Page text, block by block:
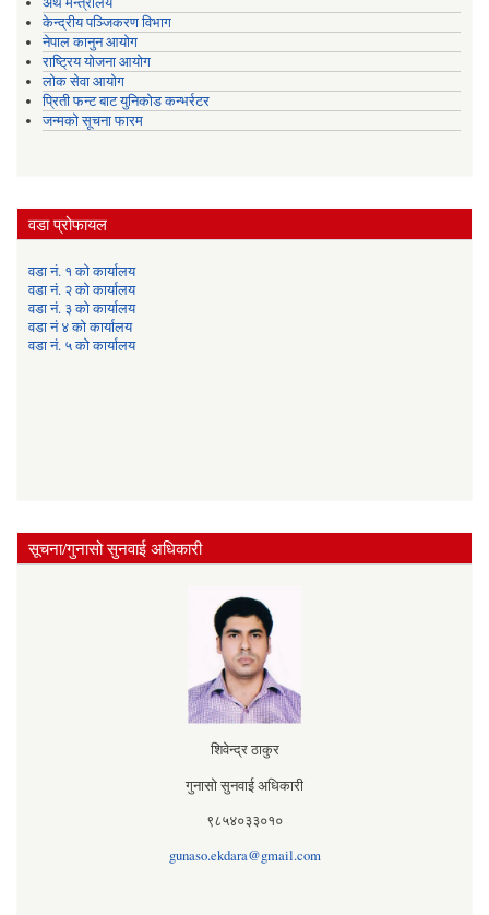
केन्द्रीय पञ्जिकरण विभाग
नेपाल कानुन आयोग
राष्ट्रिय योजना आयोग
लोक सेवा आयोग
प्रिती फन्ट बाट युनिकोड कन्भर्रटर
जन्मको सूचना फारम
वडा प्रोफायल
वडा नं. १ को कार्यालय
वडा नं. २ को कार्यालय
वडा नं. ३ को कार्यालय
वडा नं ४ को कार्यालय
वडा नं. ५ को कार्यालय
सूचना/गुनासो सुनवाई अधिकारी
शिवेन्द्र ठाकुर
गुनासो सुनवाई अधिकारी
९८५४०३३०१०
gunaso.ekdara@gmail.com